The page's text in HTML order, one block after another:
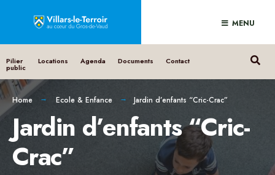
MENU
Pilier
public
Locations Agenda Documents Contact
Home Ecole & Enfance Jardin d’enfants “Cric-Crac”
Jardin d’enfants “Cric-
Crac”